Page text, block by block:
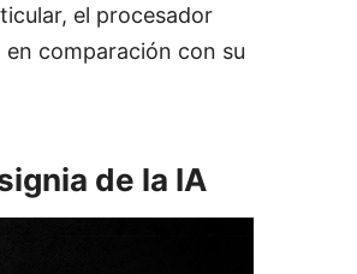
el procesador
comparación con su
de la IA